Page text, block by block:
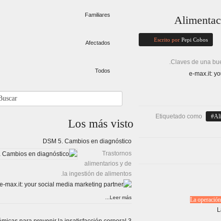
Escrito por Pepi Cobos
Claves de una
Etiquetado como
La
Familiares
Afectados
Todos
Los más visto
DSM 5. Cambios en diagnóstico
Trastornos
alimentarios y de
la ingestión de alimentos.
Leer más...